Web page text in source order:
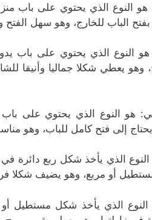
النوع الذي يحتوي على باب
الباب للخارج، وهو سهل الفتح
النوع الذي يحتوي على باب
وهو يعطي شكلا جماليا وأنيقا
هو النوع الذي يحتوي على باب
إلى فتح كامل للباب، وهو
الذي يأخذ شكل ربع دائرة
أو مربع، وهو يضيف شكلا
الذي يأخذ شكل مستطيل